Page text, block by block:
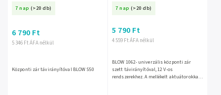
7 nap (>20 db)
5 346 Ft ÁFA nélkül
6 790 Ft
Központi zár távirányítóval BLOW S50
7 nap (>20 db)
4 559 Ft ÁFA nélkül
5 790 Ft
BLOW 1062- univerzális központi zár
szett távirányítóval, 12 V-os
rendszerekhez. A mellékelt aktuátorokkal